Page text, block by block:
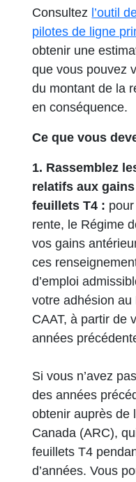
Consultez l’outil
pilotes de ligne
obtenir une
que vous pouvez
du montant de la
en conséquence.
Ce que vous
1. Rassemblez
relatifs aux
feuillets T4 :
rente, le Régime
vos gains
ces
d’emploi
votre adhésion
CAAT, à partir de
années
Si vous n’avez
des années
obtenir auprès de
Canada (ARC),
feuillets T4
d’années. Vous